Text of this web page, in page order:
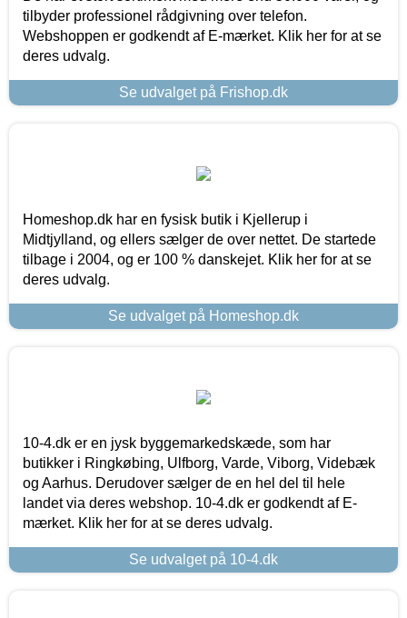
tilbyder professionel rådgivning over telefon.
Webshoppen er godkendt af E-mærket. Klik her for at se
deres udvalg.
Se udvalget på Frishop.dk
Homeshop.dk har en fysisk butik i Kjellerup i
Midtjylland, og ellers sælger de over nettet. De startede
tilbage i 2004, og er 100 % danskejet. Klik her for at se
deres udvalg.
Se udvalget på Homeshop.dk
10-4.dk er en jysk byggemarkedskæde, som har
butikker i Ringkøbing, Ulfborg, Varde, Viborg, Videbæk
og Aarhus. Derudover sælger de en hel del til hele
landet via deres webshop. 10-4.dk er godkendt af E-
mærket. Klik her for at se deres udvalg.
Se udvalget på 10-4.dk